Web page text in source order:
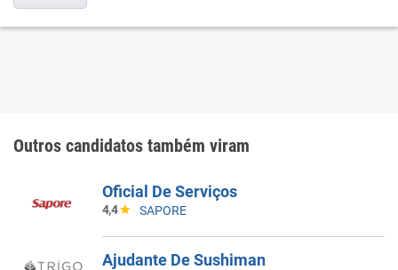
Outros candidatos também viram
Oficial De Serviços
4,4 SAPORE
Ajudante De Sushiman